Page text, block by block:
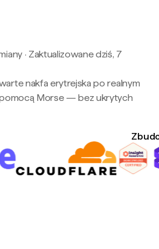
· Zaktualizowane dziś, 7
nakfa erytrejska po realnym
pomocą Morse — bez ukrytych